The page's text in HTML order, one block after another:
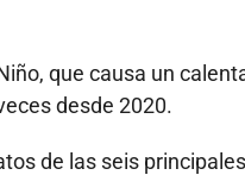
que causa un
desde 2020.
de las seis